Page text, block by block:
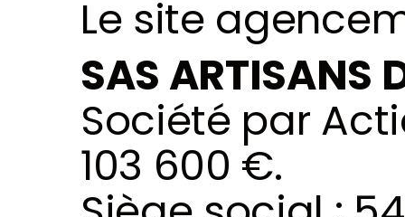
Le site
SAS ARTISANS
Société par
103 600 €.